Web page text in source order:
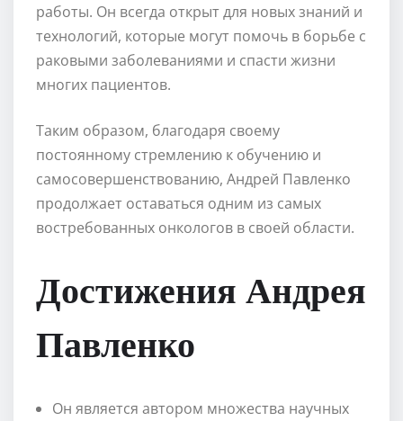
работы. Он всегда открыт для новых знаний и
технологий, которые могут помочь в борьбе с
раковыми заболеваниями и спасти жизни
многих пациентов.
Таким образом, благодаря своему
постоянному стремлению к обучению и
самосовершенствованию, Андрей Павленко
продолжает оставаться одним из самых
востребованных онкологов в своей области.
Достижения Андрея
Павленко
Он является автором множества научных